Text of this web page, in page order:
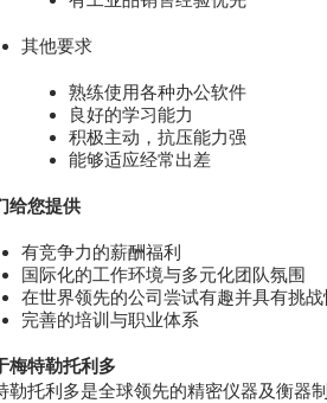
其他要求
熟练使用各种办公软件
良好的学习能力
积极主动，抗压能力强
能够适应经常出差
给您提供
有竞争力的薪酬福利
国际化的工作环境与多元化团队氛围
在世界领先的公司尝试有趣并具有挑
完善的培训与职业体系
梅特勒托利多
勒托利多是全球领先的精密仪器及衡器